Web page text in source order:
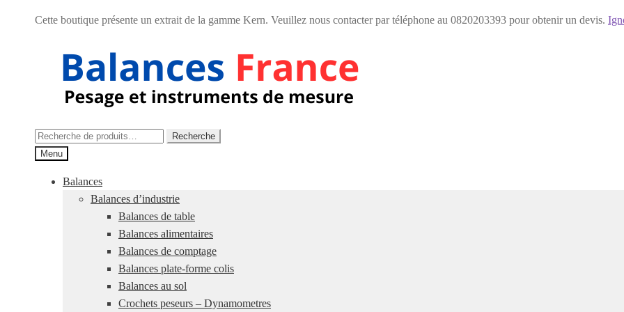
Cette boutique présente un extrait de la gamme Kern. Veuillez nous contacter par téléphone au 0820203393 pour obtenir un devis.
navigation
contenu
Recherche
pour :
Recherche
Menu
Balances
Balances d’industrie
Balances de table
Balances alimentaires
Balances de comptage
Balances plate-forme colis
Balances au sol
Crochets peseurs – Dynamometres